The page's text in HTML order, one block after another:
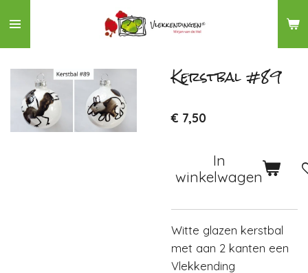
direct
naar
de
hoofdinhoud
Kerstbal #89
€ 7,50
In
winkelwagen
Witte glazen kerstbal
met aan 2 kanten een
Vlekkending